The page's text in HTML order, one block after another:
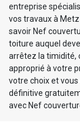
entreprise
vos travaux à
savoir Nef
toiture auquel
arrêtez la timidité,
approprié à votre
votre choix et
définitive
avec Nef